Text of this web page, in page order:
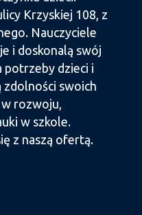
Krzyskiej 108, z
Nauczyciele
i doskonalą swój
potrzeby dzieci i
zdolności swoich
rozwoju,
w szkole.
z naszą ofertą.